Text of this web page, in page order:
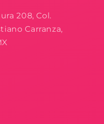
208, Col.
Carranza,